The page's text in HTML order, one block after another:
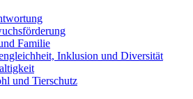
Familie
Inklusion und Diversität
und Tierschutz